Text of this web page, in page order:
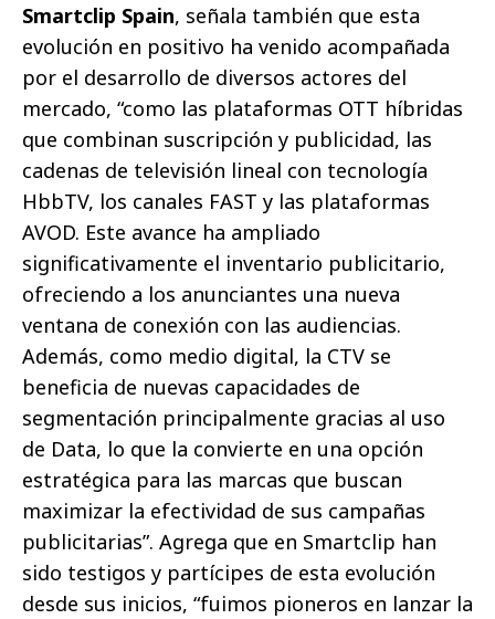
Smartclip Spain, señala también que esta
evolución en positivo ha venido acompañada
por el desarrollo de diversos actores del
mercado, “como las plataformas OTT híbridas
que combinan suscripción y publicidad, las
cadenas de televisión lineal con tecnología
HbbTV, los canales FAST y las plataformas
AVOD. Este avance ha ampliado
significativamente el inventario publicitario,
ofreciendo a los anunciantes una nueva
ventana de conexión con las audiencias.
Además, como medio digital, la CTV se
beneficia de nuevas capacidades de
segmentación principalmente gracias al uso
de Data, lo que la convierte en una opción
estratégica para las marcas que buscan
maximizar la efectividad de sus campañas
publicitarias”. Agrega que en Smartclip han
sido testigos y partícipes de esta evolución
desde sus inicios, “fuimos pioneros en lanzar la